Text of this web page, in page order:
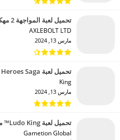
تحميل لعبة المواجهة 2 مهكرة للاندرويد 2024
AXLEBOLT LTD‏
مارس 13, 2024
تحميل لعبة Farm Heroes Saga مهكرة للاندرويد 2024
King‏
مارس 13, 2024
تحميل لعبة Ludo King™ مهكرة للاندرويد 2024
Gametion Global‏